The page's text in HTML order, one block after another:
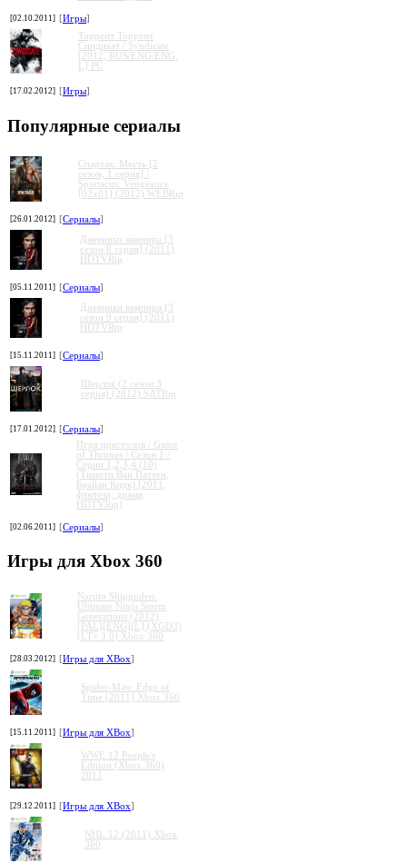
[02.10.2011] [Игры]
Торрент Торрент
Cиндикат / Syndicate
[2012, RUS/ENG/ENG,
L] PC
[17.02.2012] [Игры]
Популярные сериалы
Спартак: Месть [2
сезон, 1 серия] /
Spartacus: Vengeance
[02x01] (2012) WEBRip
[26.01.2012] [Сериалы]
Дневники вампира [3
сезон 8 серия] (2011)
HDTVRip
[05.11.2011] [Сериалы]
Дневники вампира [3
сезон 9 серия] (2011)
HDTVRip
[15.11.2011] [Сериалы]
Шерлок (2 сезон 3
серия) (2012) SATRip
[17.01.2012] [Сериалы]
Игра престолов / Game
of Thrones / Сезон 1 /
Серии 1,2,3,4 (10)
(Тимоти Ван Паттен,
Брайан Кирк) [2011,
фэнтези, драма,
HDTVRip]
[02.06.2011] [Сериалы]
Игры для Xbox 360
Naruto Shippuden:
Ultimate Ninja Storm
Generations (2012)
[PAL][ENG][L] (XGD3)
(LT+ 3.0) Xbox 360
[28.03.2012] [Игры для XBox]
Spider-Man: Edge of
Time (2011) Xbox 360
[15.11.2011] [Игры для XBox]
WWE 12 People's
Edition (Xbox 360)
2011
[29.12.2011] [Игры для XBox]
NHL 12 (2011) Xbox
360